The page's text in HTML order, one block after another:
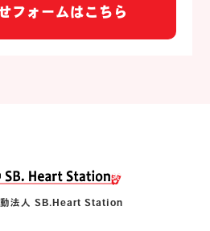
フォームはこちら
動法人 SB.Heart Station